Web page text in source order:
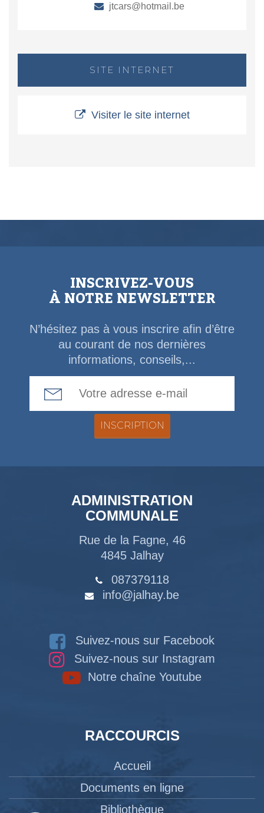
jtcars@hotmail.be
SITE INTERNET
Visiter le site internet
INSCRIVEZ-VOUS
À NOTRE NEWSLETTER
N’hésitez pas à vous inscrire afin d’être
au courant de nos dernières
informations, conseils,...
ADMINISTRATION
COMMUNALE
Rue de la Fagne, 46
4845 Jalhay
087379118
info@jalhay.be
Suivez-nous sur Facebook
Suivez-nous sur Instagram
Notre chaîne Youtube
RACCOURCIS
Accueil
Documents en ligne
Bibliothèque